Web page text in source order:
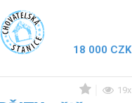
18 000 CZK
19x